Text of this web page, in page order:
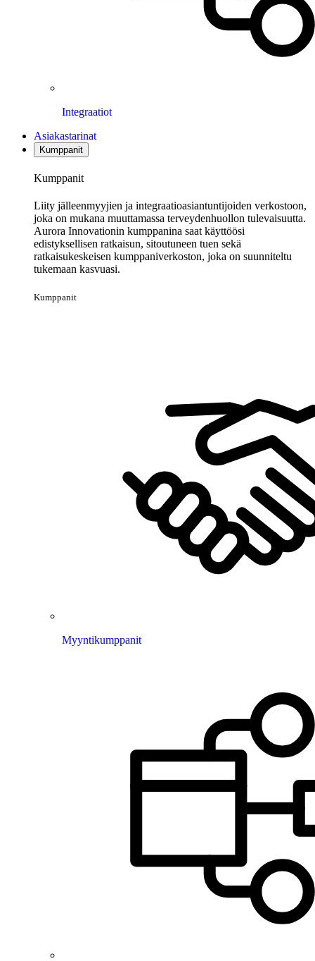
Integraatiot
Asiakastarinat
Kumppanit
Kumppanit
Liity jälleenmyyjien ja integraatioasiantuntijoiden verkostoon,
joka on mukana muuttamassa terveydenhuollon tulevaisuutta.
Aurora Innovationin kumppanina saat käyttöösi
edistyksellisen ratkaisun, sitoutuneen tuen sekä
ratkaisukeskeisen kumppaniverkoston, joka on suunniteltu
tukemaan kasvuasi.
Kumppanit
Myyntikumppanit